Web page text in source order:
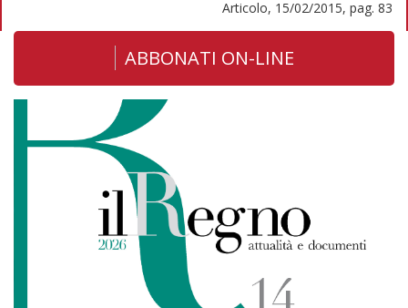
Articolo, 15/02/2015, pag. 83
ABBONATI ON-LINE